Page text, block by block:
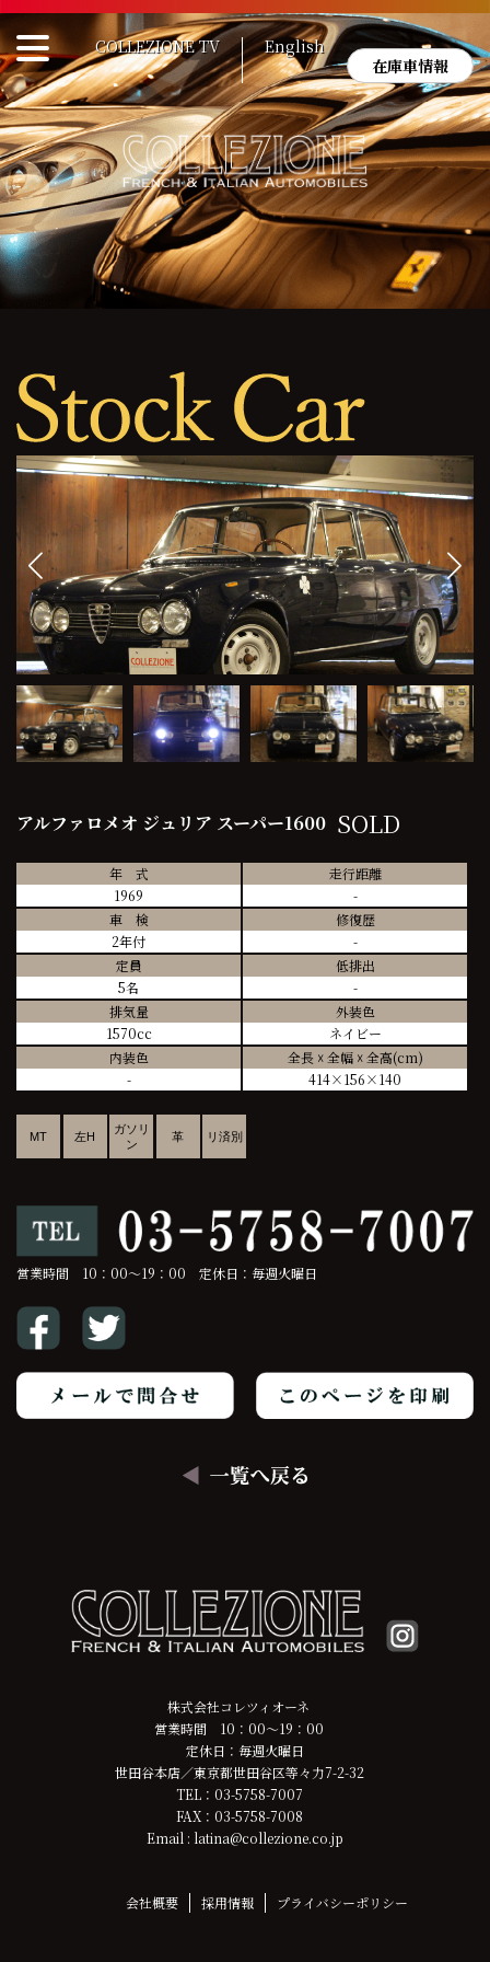
Skip
to
content
COLLEZIONE TV
English
在庫車情報
アルファロメオ ジュリア スーパー1600 SOLD
年 式
1969
走行距離
-
車 検
2年付
修復歴
-
定員
5名
低排出
-
排気量
1570cc
外装色
ネイビー
内装色
-
全長 ☓ 全幅 ☓ 全高(cm)
414×156×140
MT 左H
ガソリ
ン
革 リ済別
営業時間 10：00～19：00 定休日：毎週火曜日
株式会社コレツィオーネ
営業時間 10：00～19：00
定休日：毎週火曜日
世田谷本店／東京都世田谷区等々力7-2-32
TEL：03-5758-7007
FAX：03-5758-7008
Email : latina@collezione.co.jp
会社概要 採用情報 プライバシーポリシー